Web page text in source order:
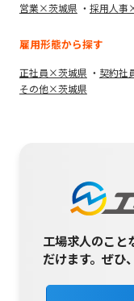
営業×茨城県
採用人事
雇用形態から探す
正社員×茨城県 契約社
その他×茨城県
工場求人のこと
だけます。ぜひ